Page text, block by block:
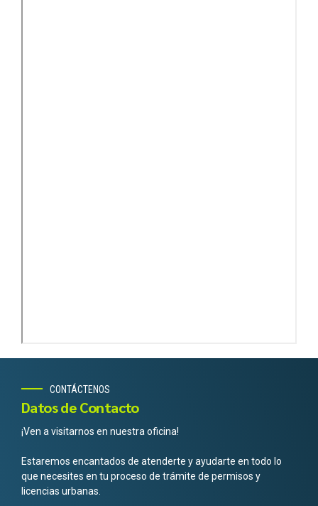
CONTÁCTENOS
Datos de Contacto
¡Ven a visitarnos en nuestra oficina!
Estaremos encantados de atenderte y ayudarte en todo lo
que necesites en tu proceso de trámite de permisos y
licencias urbanas.